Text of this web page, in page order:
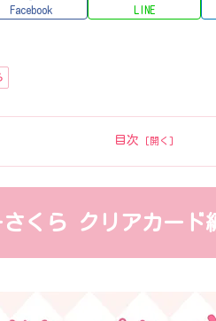
Facebook LINE
目次
くら クリアカード